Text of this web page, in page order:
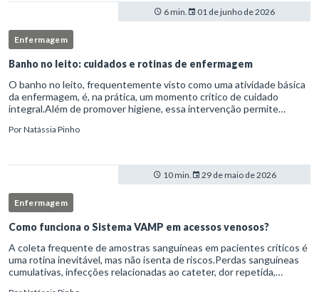
6 min. 01 de junho de 2026
Enfermagem
Banho no leito: cuidados e rotinas de enfermagem
O banho no leito, frequentemente visto como uma atividade básica
da enfermagem, é, na prática, um momento crítico de cuidado
integral.Além de promover higiene, essa intervenção permite
PorNatássia Pinho
10 min. 29 de maio de 2026
Enfermagem
Como funciona o Sistema VAMP em acessos venosos?
A coleta frequente de amostras sanguíneas em pacientes críticos é
uma rotina inevitável, mas não isenta de riscos.Perdas sanguíneas
cumulativas, infecções relacionadas ao cateter, dor repetida,